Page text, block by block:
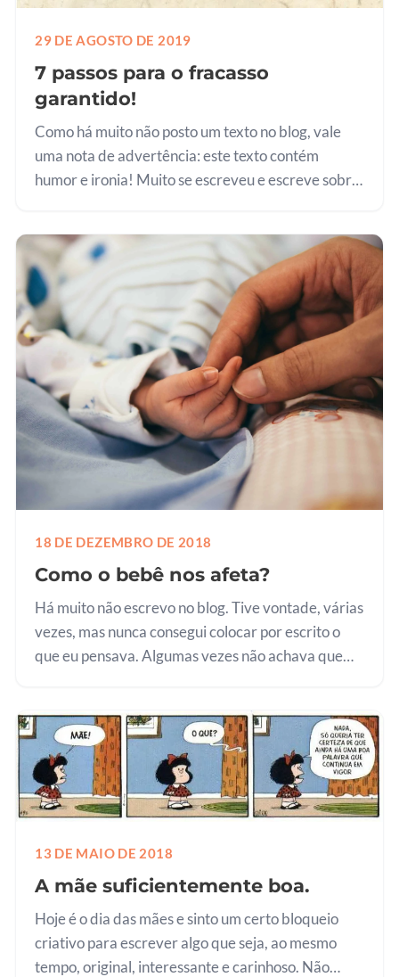
29 DE AGOSTO DE 2019
7 passos para o fracasso
garantido!
Como há muito não posto um texto no blog, vale
uma nota de advertência: este texto contém
humor e ironia! Muito se escreveu e escreve sobre
18 DE DEZEMBRO DE 2018
Como o bebê nos afeta?
Há muito não escrevo no blog. Tive vontade, várias
vezes, mas nunca consegui colocar por escrito o
que eu pensava. Algumas vezes não achava que
13 DE MAIO DE 2018
A mãe suficientemente boa.
Hoje é o dia das mães e sinto um certo bloqueio
criativo para escrever algo que seja, ao mesmo
tempo, original, interessante e carinhoso. Não